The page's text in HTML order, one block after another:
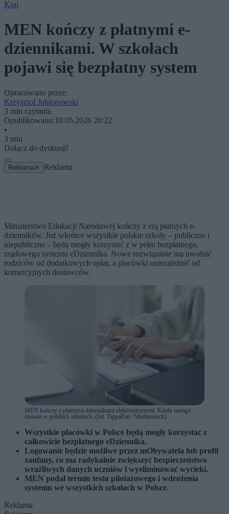
Kraj
MEN kończy z płatnymi e-
dziennikami. W szkołach
pojawi się bezpłatny system
Opracowano przez:
Krzysztof Jabłonowski
3 min czytania
Opublikowano:18.05.2026 20:22
•
3 min
Dołącz do dyskusji!
Reklama ✕ Reklama
Ministerstwo Edukacji Narodowej kończy z erą płatnych e-
dzienników. Już wkrótce wszystkie polskie szkoły – publiczne i
niepubliczne – będą mogły korzystać z w pełni bezpłatnego,
rządowego systemu eDziennika. Nowe rozwiązanie ma uwolnić
rodziców od dodatkowych opłat, a placówki uniezależnić od
komercyjnych dostawców.
MEN kończy z płatnymi dziennikami elektronicznymi. Kiedy nastąpi
zmiana w polskich szkołach. (fot. TippaPatt / Shutterstock)
Wszystkie placówki w Polsce będą mogły korzystać z
całkowicie bezpłatnego eDziennika.
Logowanie będzie możliwe przez mObywatela lub profil
zaufany, co ma radykalnie zwiększyć bezpieczeństwo
wrażliwych danych uczniów i wyeliminować wycieki.
MEN podał termin testu pilotażowego i wdrożenia
systemu we wszystkich szkołach w Polsce.
Reklama